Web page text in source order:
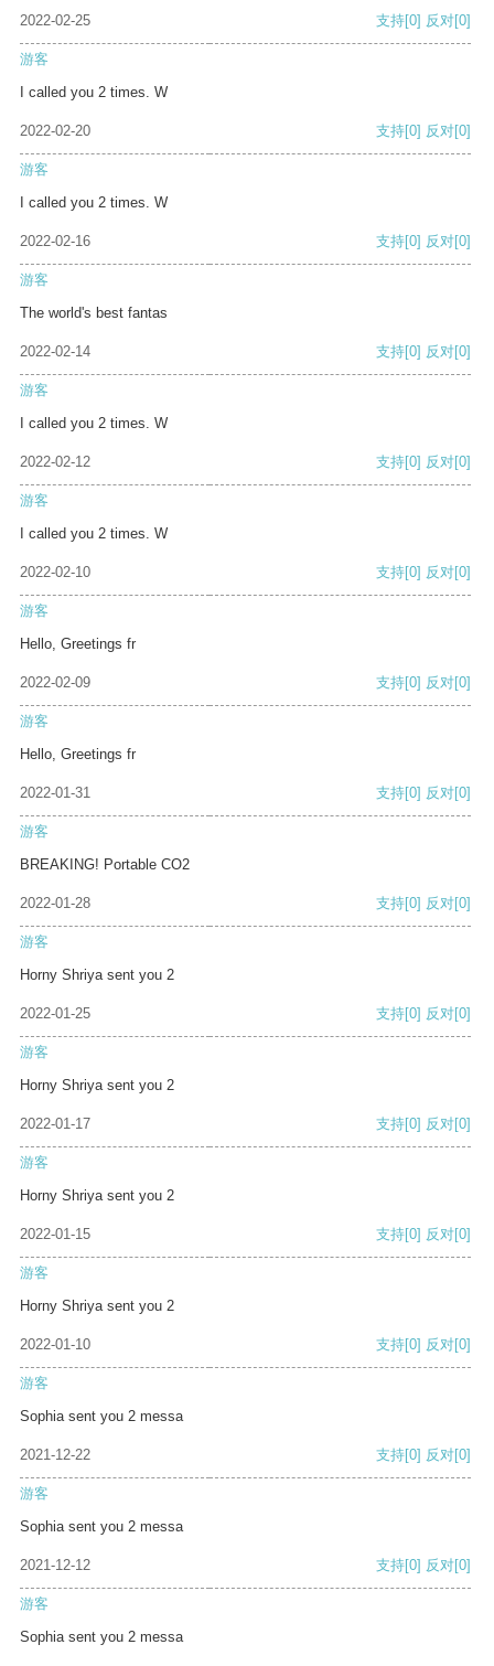
2022-02-25 支持[0] 反对[0]
游客
I called you 2 times. W
2022-02-20 支持[0] 反对[0]
游客
I called you 2 times. W
2022-02-16 支持[0] 反对[0]
游客
The world's best fantas
2022-02-14 支持[0] 反对[0]
游客
I called you 2 times. W
2022-02-12 支持[0] 反对[0]
游客
I called you 2 times. W
2022-02-10 支持[0] 反对[0]
游客
Hello, Greetings fr
2022-02-09 支持[0] 反对[0]
游客
Hello, Greetings fr
2022-01-31 支持[0] 反对[0]
游客
BREAKING! Portable CO2
2022-01-28 支持[0] 反对[0]
游客
Horny Shriya sent you 2
2022-01-25 支持[0] 反对[0]
游客
Horny Shriya sent you 2
2022-01-17 支持[0] 反对[0]
游客
Horny Shriya sent you 2
2022-01-15 支持[0] 反对[0]
游客
Horny Shriya sent you 2
2022-01-10 支持[0] 反对[0]
游客
Sophia sent you 2 messa
2021-12-22 支持[0] 反对[0]
游客
Sophia sent you 2 messa
2021-12-12 支持[0] 反对[0]
游客
Sophia sent you 2 messa